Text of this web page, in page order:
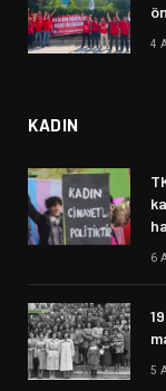
4
KADIN
6
5